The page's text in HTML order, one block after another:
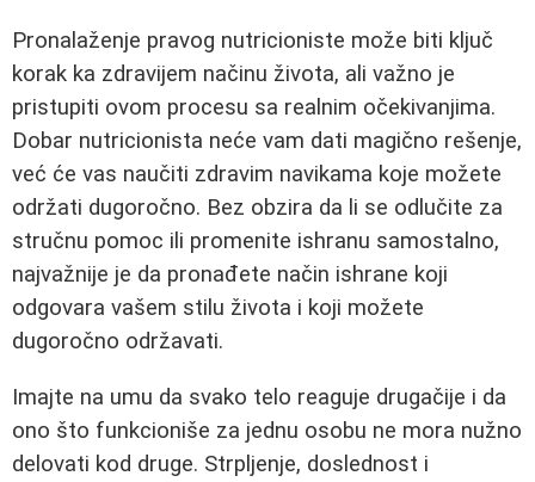
Pronalaženje pravog nutricioniste može biti ključ
korak ka zdravijem načinu života, ali važno je
pristupiti ovom procesu sa realnim očekivanjima.
Dobar nutricionista neće vam dati magično rešenje,
već će vas naučiti zdravim navikama koje možete
održati dugoročno. Bez obzira da li se odlučite za
stručnu pomoc ili promenite ishranu samostalno,
najvažnije je da pronađete način ishrane koji
odgovara vašem stilu života i koji možete
dugoročno održavati.
Imajte na umu da svako telo reaguje drugačije i da
ono što funkcioniše za jednu osobu ne mora nužno
delovati kod druge. Strpljenje, doslednost i